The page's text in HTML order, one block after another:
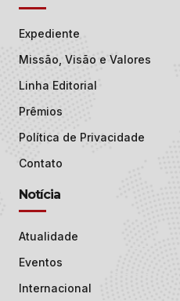
Expediente
Missão, Visão e Valores
Linha Editorial
Prêmios
Política de Privacidade
Contato
Notícia
Atualidade
Eventos
Internacional